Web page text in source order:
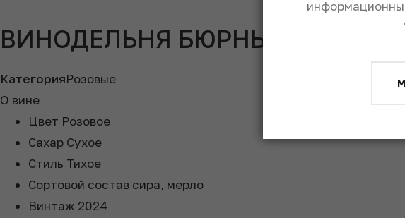
ВИНОДЕЛЬНЯ БЮРНЬЕ Люблю.
КатегорияРозовые
О вине
Цвет Розовое
Сахар Сухое
Стиль Тихое
Сортовой состав сира, мерло
Винтаж 2024